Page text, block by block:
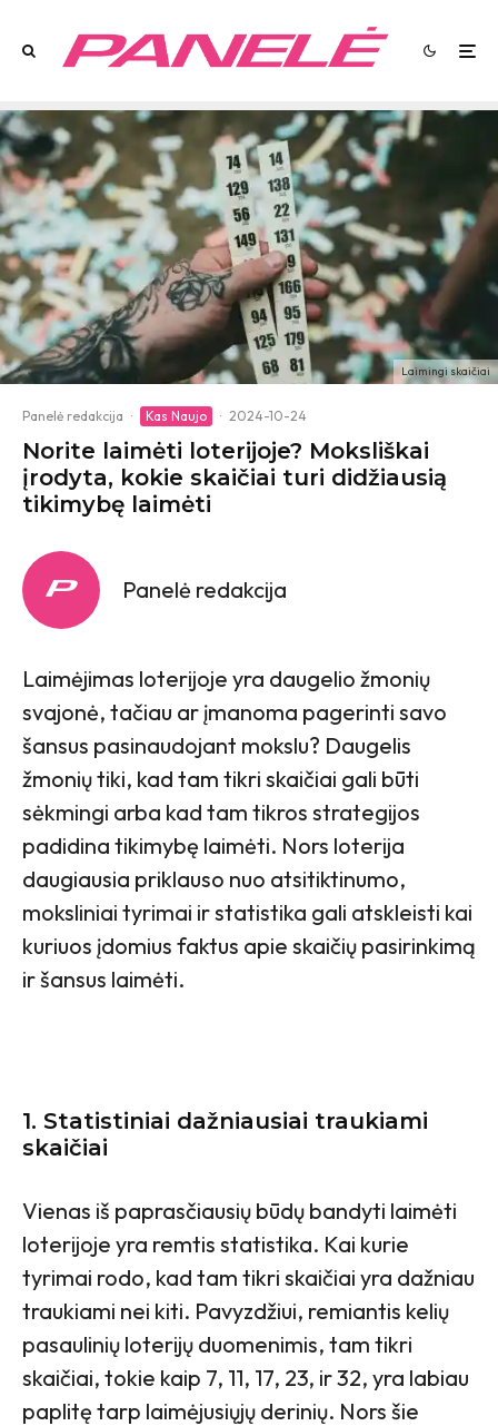
Laimingi skaičiai
Panelė redakcija · Kas Naujo · 2024-10-24
Norite laimėti loterijoje? Moksliškai
įrodyta, kokie skaičiai turi didžiausią
tikimybę laimėti
Panelė redakcija
Laimėjimas loterijoje yra daugelio žmonių
svajonė, tačiau ar įmanoma pagerinti savo
šansus pasinaudojant mokslu? Daugelis
žmonių tiki, kad tam tikri skaičiai gali būti
sėkmingi arba kad tam tikros strategijos
padidina tikimybę laimėti. Nors loterija
daugiausia priklauso nuo atsitiktinumo,
moksliniai tyrimai ir statistika gali atskleisti kai
kuriuos įdomius faktus apie skaičių pasirinkimą
ir šansus laimėti.
1. Statistiniai dažniausiai traukiami
skaičiai
Vienas iš paprasčiausių būdų bandyti laimėti
loterijoje yra remtis statistika. Kai kurie
tyrimai rodo, kad tam tikri skaičiai yra dažniau
traukiami nei kiti. Pavyzdžiui, remiantis kelių
pasaulinių loterijų duomenimis, tam tikri
skaičiai, tokie kaip 7, 11, 17, 23, ir 32, yra labiau
paplitę tarp laimėjusiųjų derinių. Nors šie